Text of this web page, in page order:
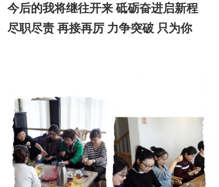
今后的我将继往开来 砥砺奋进启新程
尽职尽责 再接再厉 力争突破 只为你